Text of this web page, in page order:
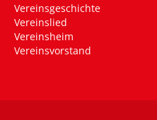
Vereinsgeschichte
Vereinslied
Vereinsheim
Vereinsvorstand